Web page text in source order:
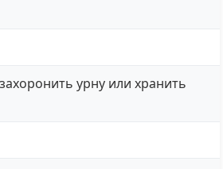
урну или хранить